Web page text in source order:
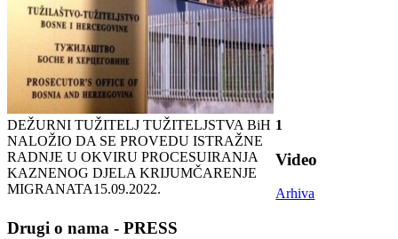
DEŽURNI TUŽITELJ TUŽITELJSTVA BiH
NALOŽIO DA SE PROVEDU ISTRAŽNE
RADNJE U OKVIRU PROCESUIRANJA
KAZNENOG DJELA KRIJUMČARENJE
MIGRANATA15.09.2022.
1
Video
Arhiva
Drugi o nama - PRESS